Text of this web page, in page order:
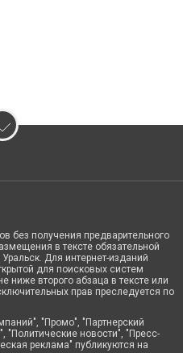
без получения предварительного
в тексте обязательной
Для интернет-изданий
для поисковых систем
ниже второго абзаца в тексте или
прав преследуется по
"Промо", "Партнерский
"Политические новости", "Пресс-
реклама" публикуются на